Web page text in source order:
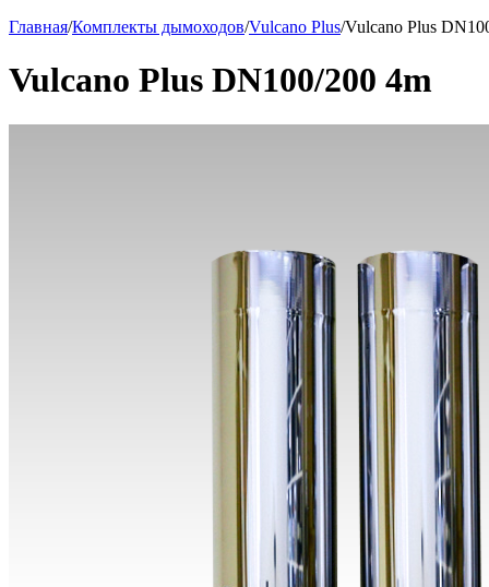
Главная/Комплекты дымоходов/Vulcano Plus/Vulcano Plus
Vulcano Plus DN100/200 4m